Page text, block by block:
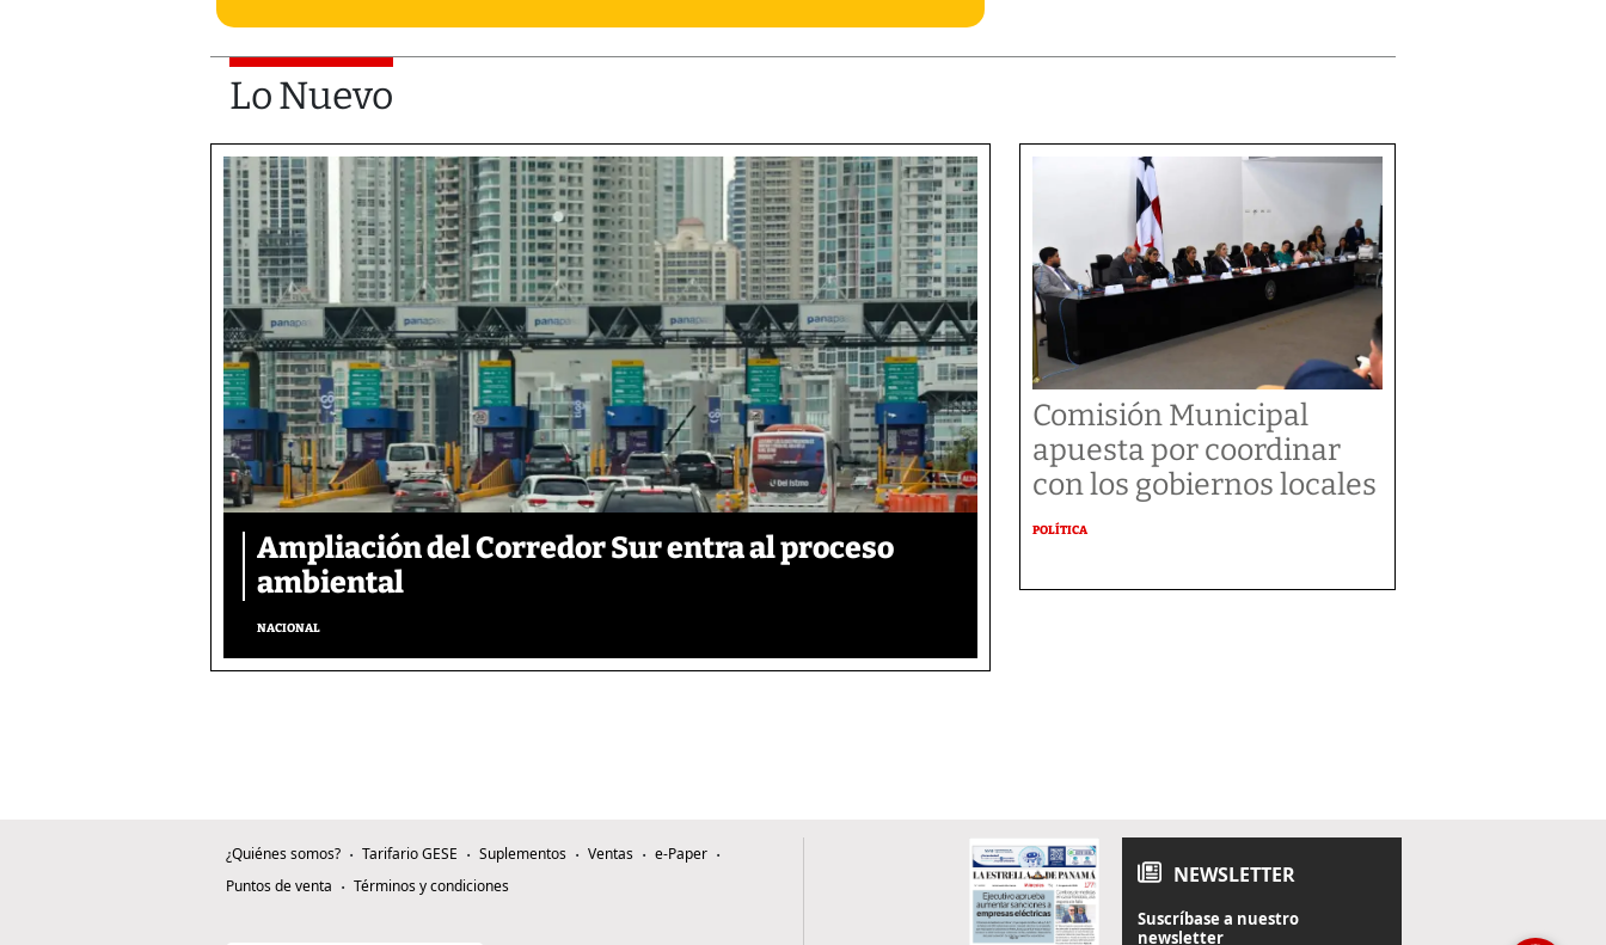
Lo Nuevo
Ampliación del Corredor Sur entra al proceso
ambiental
NACIONAL
Comisión Municipal
apuesta por coordinar
con los gobiernos locales
POLÍTICA
¿Quiénes somos? Tarifario GESE Suplementos Ventas
e-Paper
Puntos de venta
Términos y condiciones NEWSLETTER
Suscríbase a nuestro
newsletter